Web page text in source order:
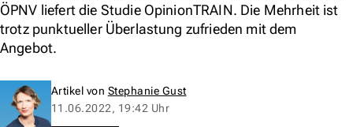
ÖPNV liefert die Studie OpinionTRAIN. Die Mehrheit ist
trotz punktueller Überlastung zufrieden mit dem
Angebot.
Artikel von Stephanie Gust
11.06.2022, 19:42 Uhr